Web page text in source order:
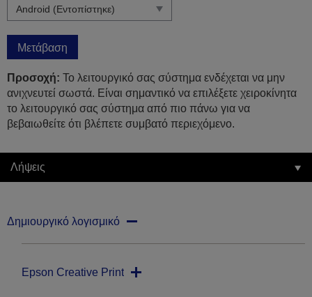
Μετάβαση
Προσοχή: Το λειτουργικό σας σύστημα ενδέχεται να μην
ανιχνευτεί σωστά. Είναι σημαντικό να επιλέξετε χειροκίνητα
το λειτουργικό σας σύστημα από πιο πάνω για να
βεβαιωθείτε ότι βλέπετε συμβατό περιεχόμενο.
Λήψεις
Δημιουργικό λογισμικό
Epson Creative Print